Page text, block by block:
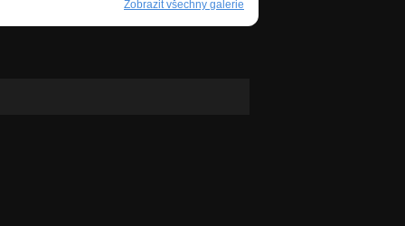
Zobrazit všechny galerie